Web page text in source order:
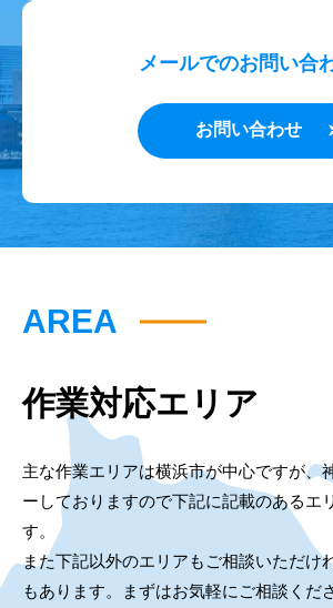
メールでのお問い合
お問い合わせ
AREA
作業対応エリア
主な作業エリアは横浜市が中心ですが、
ーしておりますので下記に記載のあるエ
す。
また下記以外のエリアもご相談いただけ
もあります。まずはお気軽にご相談くだ